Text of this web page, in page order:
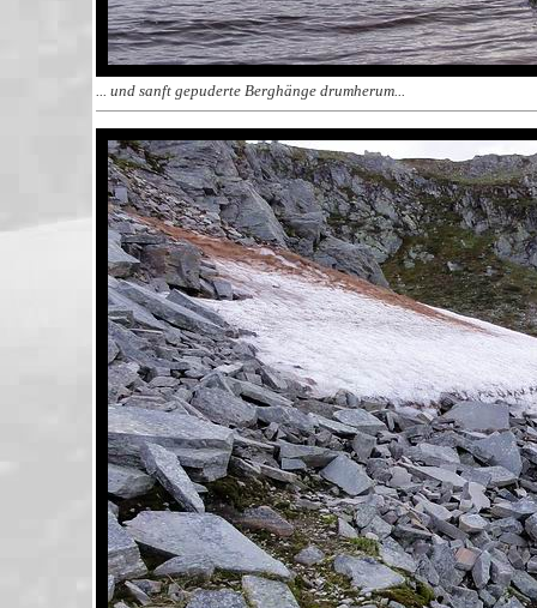
... und sanft gepuderte Berghänge drumherum...